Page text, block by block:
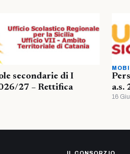
secondarie di I
27 – Rettifica
a.s.
16